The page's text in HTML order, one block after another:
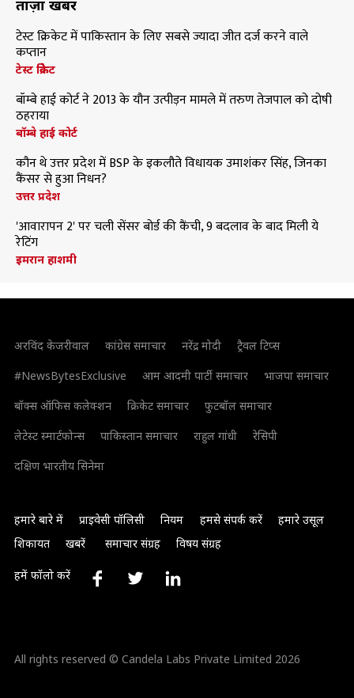
ताज़ा खबरें
टेस्ट क्रिकेट में पाकिस्तान के लिए सबसे ज्यादा जीत दर्ज करने वाले
कप्तान
टेस्ट क्रिकेट
बॉम्बे हाई कोर्ट ने 2013 के यौन उत्पीड़न मामले में तरुण तेजपाल को दोषी
ठहराया
बॉम्बे हाई कोर्ट
कौन थे उत्तर प्रदेश में BSP के इकलौते विधायक उमाशंकर सिंह, जिनका
कैंसर से हुआ निधन?
उत्तर प्रदेश
'आवारापन 2' पर चली सेंसर बोर्ड की कैंची, 9 बदलाव के बाद मिली ये
रेटिंग
इमरान हाशमी
अरविंद केजरीवाल कांग्रेस समाचार नरेंद्र मोदी
ट्रैवल टिप्स
#NewsBytesExclusive
आम आदमी पार्टी समाचार
भाजपा समाचार
बॉक्स ऑफिस कलेक्शन
क्रिकेट समाचार
फुटबॉल समाचार
लेटेस्ट स्मार्टफोन्स
पाकिस्तान समाचार राहुल गांधी
रेसिपी
दक्षिण भारतीय सिनेमा
हमारे बारे में प्राइवेसी पॉलिसी नियम हमसे संपर्क करें
हमारे उसूल
शिकायत
खबरें समाचार संग्रह विषय संग्रह
हमें फॉलो करें
All rights reserved © Candela Labs Private Limited 2026